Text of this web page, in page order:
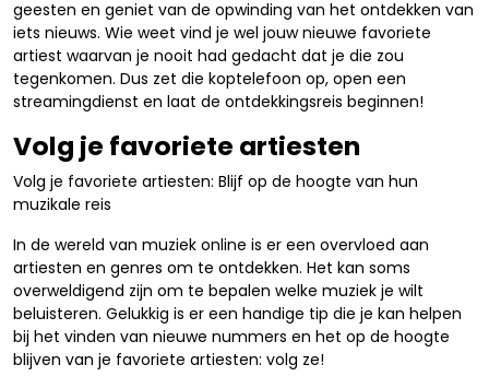
geesten en geniet van de opwinding van het ontdekken van
iets nieuws. Wie weet vind je wel jouw nieuwe favoriete
artiest waarvan je nooit had gedacht dat je die zou
tegenkomen. Dus zet die koptelefoon op, open een
streamingdienst en laat de ontdekkingsreis beginnen!
Volg je favoriete artiesten
Volg je favoriete artiesten: Blijf op de hoogte van hun
muzikale reis
In de wereld van muziek online is er een overvloed aan
artiesten en genres om te ontdekken. Het kan soms
overweldigend zijn om te bepalen welke muziek je wilt
beluisteren. Gelukkig is er een handige tip die je kan helpen
bij het vinden van nieuwe nummers en het op de hoogte
blijven van je favoriete artiesten: volg ze!